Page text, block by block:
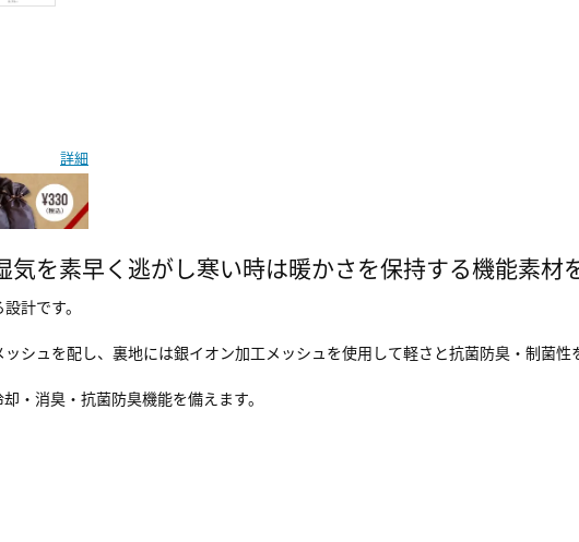
詳細
気を素早く逃がし寒い時は暖かさを保持する機能素材
計です。
シュを配し、裏地には銀イオン加工メッシュを使用して軽さと抗菌防臭・制菌性
・消臭・抗菌防臭機能を備えます。